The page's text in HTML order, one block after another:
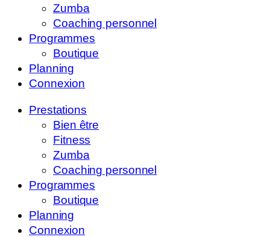
Zumba
Coaching personnel
Programmes
Boutique
Planning
Connexion
Prestations
Bien être
Fitness
Zumba
Coaching personnel
Programmes
Boutique
Planning
Connexion